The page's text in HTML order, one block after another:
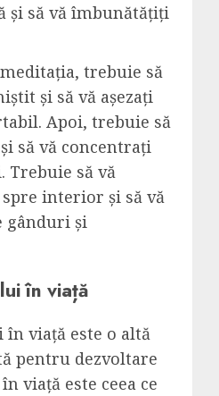
și să vă îmbunătățiți
trebuie să
și să vă așezați
Apoi, trebuie să
să vă concentrați
Trebuie să vă
interior și să vă
gânduri și
în viață
în viață este o altă
pentru dezvoltare
viață este ceea ce